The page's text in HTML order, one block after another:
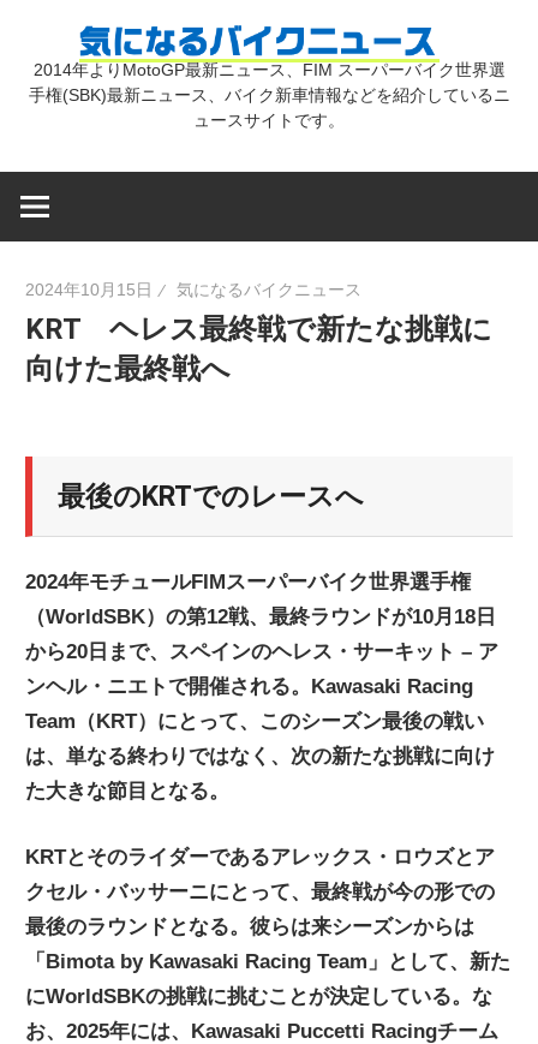
気
バ
ニ
ュ
ー
2014年よりMotoGP最新ニュース、FIM スーパーバイク世界選
手権(SBK)最新ニュース、バイク新車情報などを紹介しているニ
ュースサイトです。
2024年10月15日 気になるバイクニュース
KRT ヘレス最終戦で新たな挑戦に
向けた最終戦へ
最後のKRTでのレースへ
2024年モチュールFIMスーパーバイク世界選手権
（WorldSBK）の第12戦、最終ラウンドが10月18日
から20日まで、スペインのヘレス・サーキット – ア
ンヘル・ニエトで開催される。Kawasaki Racing
Team（KRT）にとって、このシーズン最後の戦い
は、単なる終わりではなく、次の新たな挑戦に向け
た大きな節目となる。
KRTとそのライダーであるアレックス・ロウズとア
クセル・バッサーニにとって、最終戦が今の形での
最後のラウンドとなる。彼らは来シーズンからは
「Bimota by Kawasaki Racing Team」として、新た
にWorldSBKの挑戦に挑むことが決定している。な
お、2025年には、Kawasaki Puccetti Racingチーム